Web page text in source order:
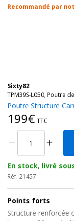
Recommandé par
Sixty82
TPM39S-L050, Poutre
Poutre Structure
199€ TTC
En stock, livré
Réf. 21457
Points forts
Structure renforcée